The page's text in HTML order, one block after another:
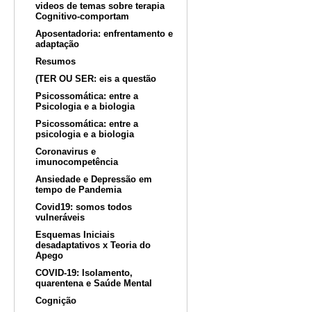
videos de temas sobre terapia
Cognitivo-comportam
Aposentadoria: enfrentamento e
adaptação
Resumos
(TER OU SER: eis a questão
Psicossomática: entre a
Psicologia e a biologia
Psicossomática: entre a
psicologia e a biologia
Coronavirus e
imunocompetência
Ansiedade e Depressão em
tempo de Pandemia
Covid19: somos todos
vulneráveis
Esquemas Iniciais
desadaptativos x Teoria do
Apego
COVID-19: Isolamento,
quarentena e Saúde Mental
Cognição